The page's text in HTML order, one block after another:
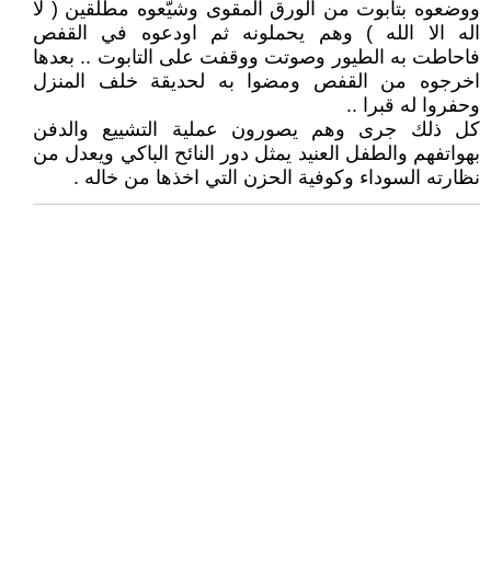
ووضعوه بتابوت من الورق المقوى وشيّعوه مطلقين ( لا
اله الا الله ) وهم يحملونه ثم اودعوه في القفص
فاحاطت به الطيور وصوتت ووقفت على التابوت .. بعدها
اخرجوه من القفص ومضوا به لحديقة خلف المنزل
وحفروا له قبرا ..
كل ذلك جرى وهم يصورون عملية التشييع والدفن
بهواتفهم والطفل العنيد يمثل دور النائح الباكي ويعدل من
نظارته السوداء وكوفية الحزن التي اخذها من خاله .